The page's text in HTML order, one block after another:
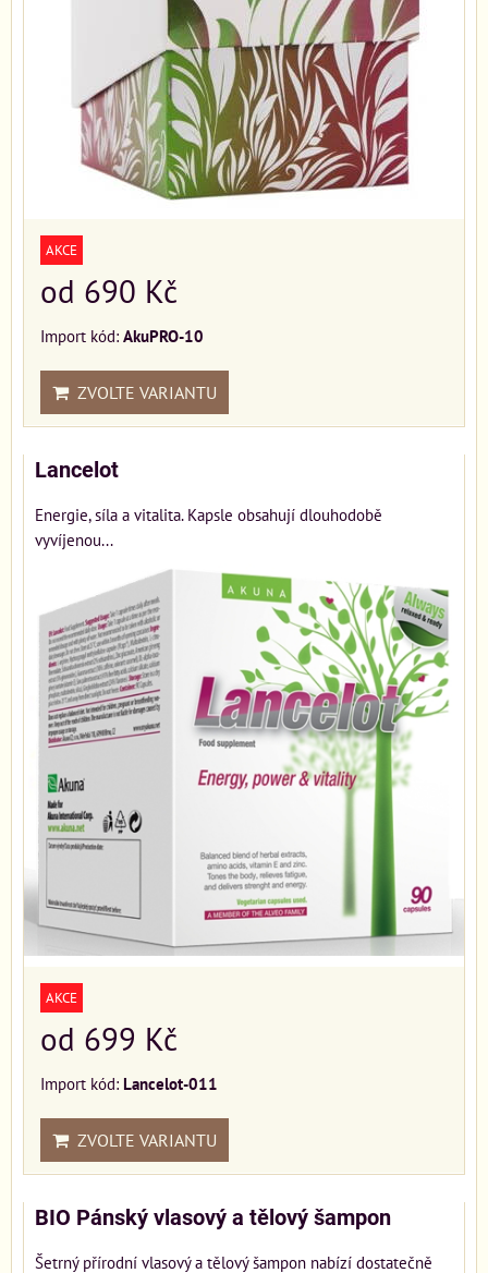
AKCE
od 690 Kč
Import kód: AkuPRO-10
ZVOLTE VARIANTU
Lancelot
Energie, síla a vitalita. Kapsle obsahují dlouhodobě
vyvíjenou...
AKCE
od 699 Kč
Import kód: Lancelot-011
ZVOLTE VARIANTU
BIO Pánský vlasový a tělový šampon
Šetrný přírodní vlasový a tělový šampon nabízí dostatečně